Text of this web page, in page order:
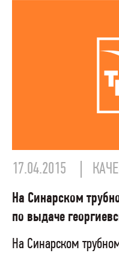
17.04.2015
На Синарском
по выдаче
На Синарском